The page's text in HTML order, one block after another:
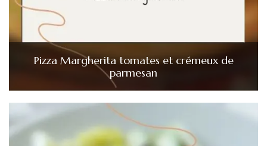
Pizza Margherita tomates et crémeux de
parmesan